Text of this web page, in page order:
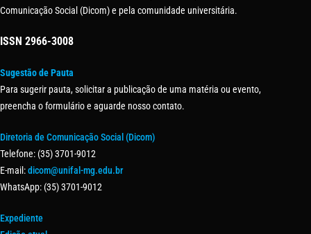
Comunicação Social (Dicom) e pela comunidade universitária.
ISSN 2966-3008
Sugestão de Pauta
Para sugerir pauta, solicitar a publicação de uma matéria ou evento,
preencha o formulário e aguarde nosso contato.
Diretoria de Comunicação Social (Dicom)
Telefone: (35) 3701-9012
E-mail:dicom@unifal-mg.edu.br
WhatsApp: (35) 3701-9012
Expediente